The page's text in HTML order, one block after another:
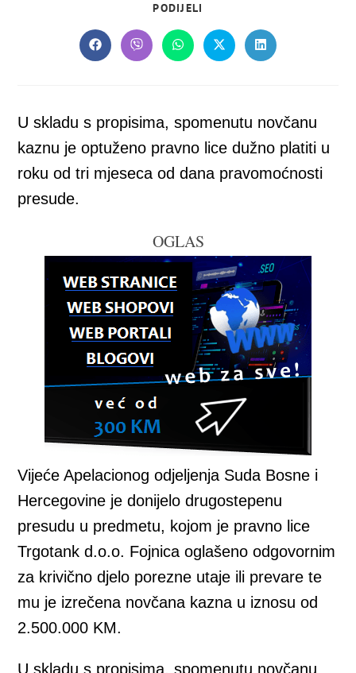
PODIJELI
CONTENT
Opens
in
Opens
in
Opens
in
Opens
in
Opens
in
U skladu s propisima, spomenutu novčanu
kaznu je optuženo pravno lice dužno platiti u
roku od tri mjeseca od dana pravomoćnosti
presude.
OGLAS
Vijeće Apelacionog odjeljenja Suda Bosne i
Hercegovine je donijelo drugostepenu
presudu u predmetu, kojom je pravno lice
Trgotank d.o.o. Fojnica oglašeno odgovornim
za krivično djelo porezne utaje ili prevare te
mu je izrečena novčana kazna u iznosu od
2.500.000 KM.
U skladu s propisima, spomenutu novčanu